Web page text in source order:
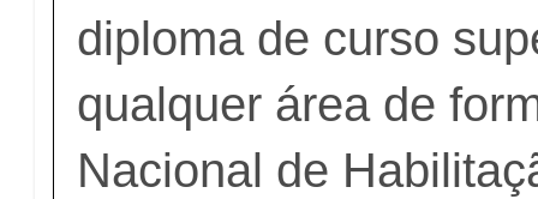
diploma de curso
qualquer área de
Nacional de